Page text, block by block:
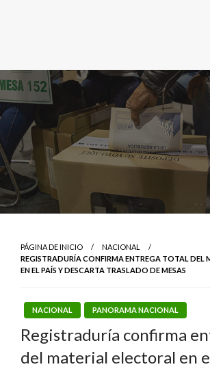
PÁGINA DE INICIO
NACIONAL
REGISTRADURÍA CONFIRMA ENTREGA TOTAL DEL
EN EL PAÍS Y DESCARTA TRASLADO DE MESAS
NACIONAL PANORAMA NACIONAL
Registraduría confirma
del material electoral en